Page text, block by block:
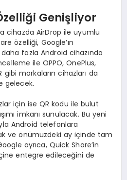
Genişliyor
cihazda AirDrop ile uyumlu
özelliği, Google’ın
fazla Android cihazında
ile OPPO, OnePlus,
gibi markaların cihazları da
gelecek.
için ise QR kodu ile bulut
imkanı sunulacak. Bu yeni
Android telefonlara
ve önümüzdeki ay içinde tam
ayrıca, Quick Share’in
entegre edileceğini de